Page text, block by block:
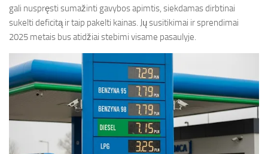
gali nuspręsti sumažinti gavybos apimtis, siekdamas dirbtinai
sukelti deficitą ir taip pakelti kainas. Jų susitikimai ir sprendimai
2025 metais bus atidžiai stebimi visame pasaulyje.